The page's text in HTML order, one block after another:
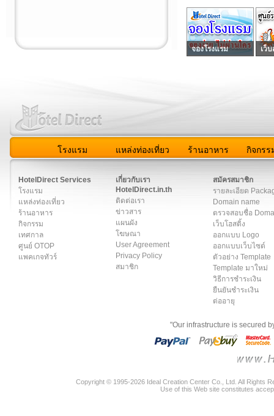
จองโรงแรม เว็
โรงแรม แหล่งท่องเที่ยว ร้านอาหาร กิจกรร
HotelDirect Services
โรงแรม
แหล่งท่องเที่ยว
ร้านอาหาร
กิจกรรม
เทศกาล
ศูนย์ OTOP
แพคเกจทัวร์
เกี่ยวกับเรา
HotelDirect.in.th
ติดต่อเรา
ข่าวสาร
แผนผัง
โฆษณา
User Agreement
Privacy Policy
สมาชิก
สมัครสมาชิก
รายละเอียด
Domain name
ตรวจสอบชื่อ
เว็บโฮสติ้ง
ออกแบบ Logo
ออกแบบเว็บไซต์
ตัวอย่าง Template
Template มาใหม่
วิธีการชำระเงิน
ยืนยันชำระเงิน
ต่ออายุ
"Our infrastructure is secured
Copyright © 1995-2026 Ideal Creation Center Co., Ltd. All Rights
Use of this Web site constitutes